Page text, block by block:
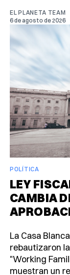
EL PLANETA TEAM
6 de agosto de 2026
POLÍTICA
LEY
CAMBIA
La Casa
rebautizaron
"Working
muestran un